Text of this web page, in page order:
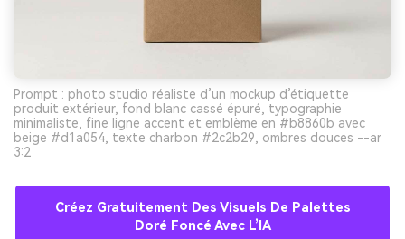
Prompt : photo studio réaliste d’un mockup d’étiquette
produit extérieur, fond blanc cassé épuré, typographie
minimaliste, fine ligne accent et emblème en #b8860b avec
beige #d1a054, texte charbon #2c2b29, ombres douces --ar
3:2
Créez Gratuitement Des Visuels De Palettes
Doré Foncé Avec L’IA